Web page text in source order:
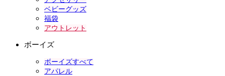
ベビーグッズ
福袋
アウトレット
ボーイズ
ボーイズすべて
アパレル